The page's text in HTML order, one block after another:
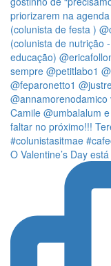
O Valentine’s Day